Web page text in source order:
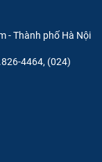
- Thành phố Hà Nội
4464, (024)